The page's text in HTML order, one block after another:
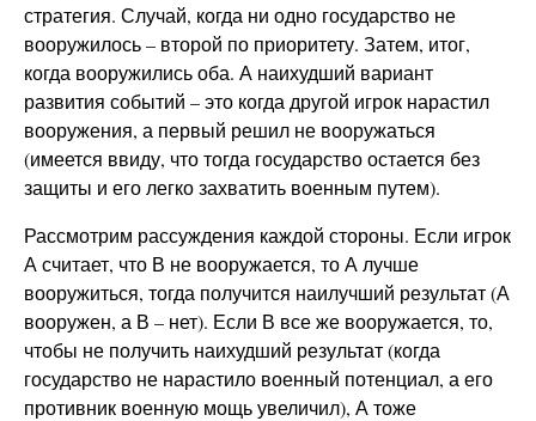
стратегия. Случай, когда ни одно государство не
вооружилось – второй по приоритету. Затем, итог,
когда вооружились оба. А наихудший вариант
развития событий – это когда другой игрок нарастил
вооружения, а первый решил не вооружаться
(имеется ввиду, что тогда государство остается без
защиты и его легко захватить военным путем).
Рассмотрим рассуждения каждой стороны. Если игрок
А считает, что В не вооружается, то А лучше
вооружиться, тогда получится наилучший результат (А
вооружен, а В – нет). Если В все же вооружается, то,
чтобы не получить наихудший результат (когда
государство не нарастило военный потенциал, а его
противник военную мощь увеличил), А тоже